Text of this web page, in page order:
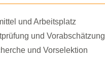
und Arbeitsplatz
und Vorabschätzung
und Vorselektion